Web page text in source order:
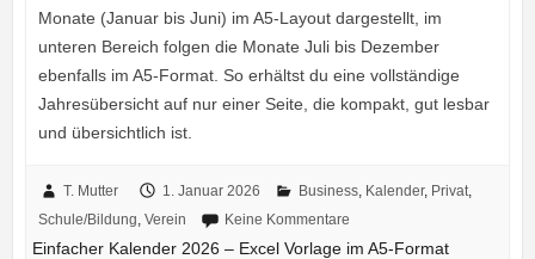
Monate (Januar bis Juni) im A5-Layout dargestellt, im
unteren Bereich folgen die Monate Juli bis Dezember
ebenfalls im A5-Format. So erhältst du eine vollständige
Jahresübersicht auf nur einer Seite, die kompakt, gut lesbar
und übersichtlich ist.
T. Mutter 1. Januar 2026 Business, Kalender, Privat,
Schule/Bildung, Verein Keine Kommentare
Einfacher Kalender 2026 – Excel Vorlage im A5-Format